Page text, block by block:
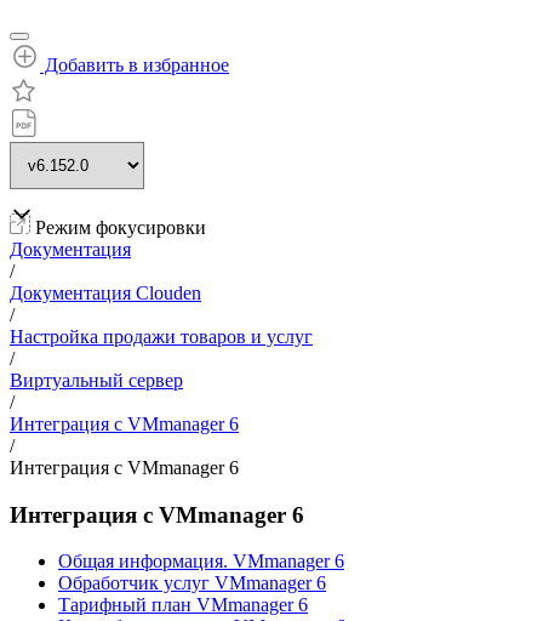
Добавить в избранное
Режим фокусировки
Документация
/
Документация Clouden
/
Настройка продажи товаров и услуг
/
Виртуальный сервер
/
Интеграция с VMmanager 6
/
Интеграция с VMmanager 6
Интеграция с VMmanager 6
Общая информация. VMmanager 6
Обработчик услуг VMmanager 6
Тарифный план VMmanager 6